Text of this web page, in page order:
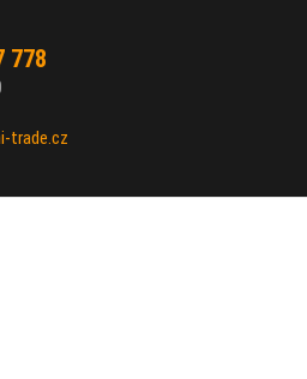
778
trade.cz